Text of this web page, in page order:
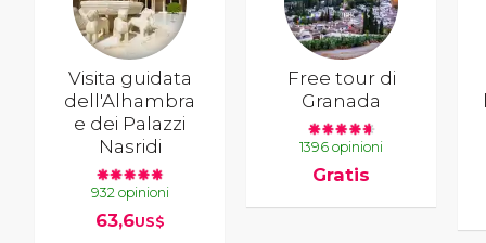
Visita guidata
dell'Alhambra
e dei Palazzi
Nasridi
932 opinioni
63,6US$
Free tour di
Granada
1396 opinioni
Gratis